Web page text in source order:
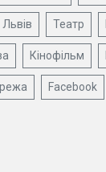
Львів Театр
Кінофільм
Facebook